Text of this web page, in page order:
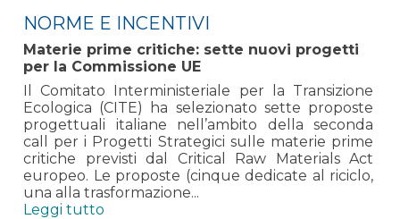
NORME E INCENTIVI
Materie prime critiche: sette nuovi progetti
per la Commissione UE
Il Comitato Interministeriale per la Transizione
Ecologica (CITE) ha selezionato sette proposte
progettuali italiane nell’ambito della seconda
call per i Progetti Strategici sulle materie prime
critiche previsti dal Critical Raw Materials Act
europeo. Le proposte (cinque dedicate al riciclo,
una alla trasformazione...
Leggi tutto